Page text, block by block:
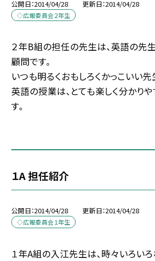
公開日 2014/04/28 更新日 2014/04/28
◇広報委員会２年生
２年B組の担任の先生は、英語の先
顧問です。
いつも明るくおもしろくかっこいい先
英語の授業は、とても楽しく分かりや
す。
１A 担任紹介
公開日 2014/04/28 更新日 2014/04/28
◇広報委員会１年生
１年A組の入江先生は、時々いろいろ